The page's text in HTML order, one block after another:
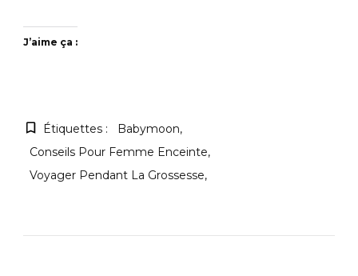
J’aime ça :
Étiquettes :
Babymoon
Conseils Pour Femme Enceinte
Voyager Pendant La Grossesse